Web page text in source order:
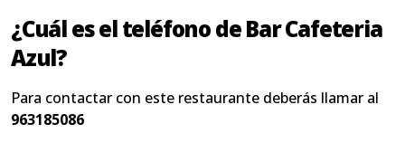
¿Cuál es el teléfono de Bar Cafeteria
Azul?
Para contactar con este restaurante deberás llamar al
963185086